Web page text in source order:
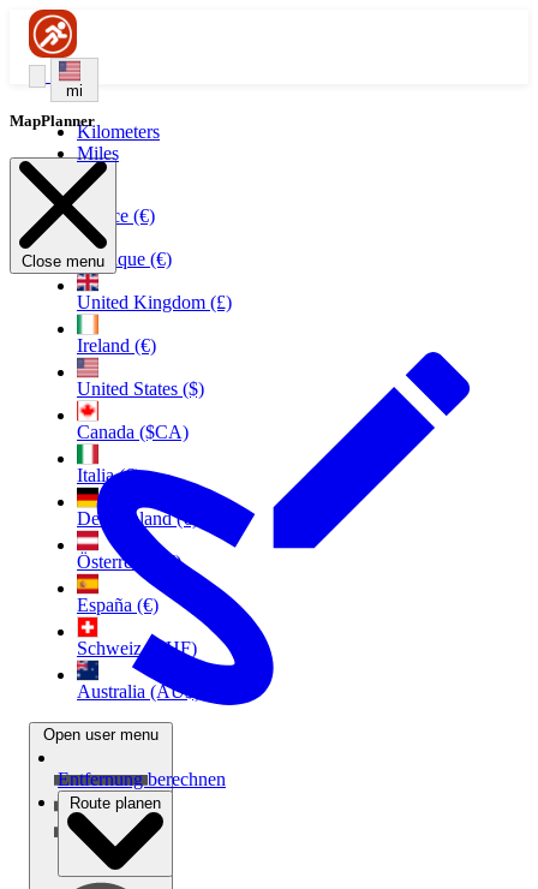
mi
Kilometers
Miles
France (€)
Belgique (€)
United Kingdom (£)
Ireland (€)
United States ($)
Canada ($CA)
Italia (€)
Deutschland (€)
Österreich (€)
España (€)
Schweiz (CHF)
Australia (AU$)
Open user menu
MapPlanner
Close menu
Entfernung berechnen
Route planen